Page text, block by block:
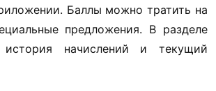
Баллы можно тратить на
предложения. В разделе
история начислений и текущий